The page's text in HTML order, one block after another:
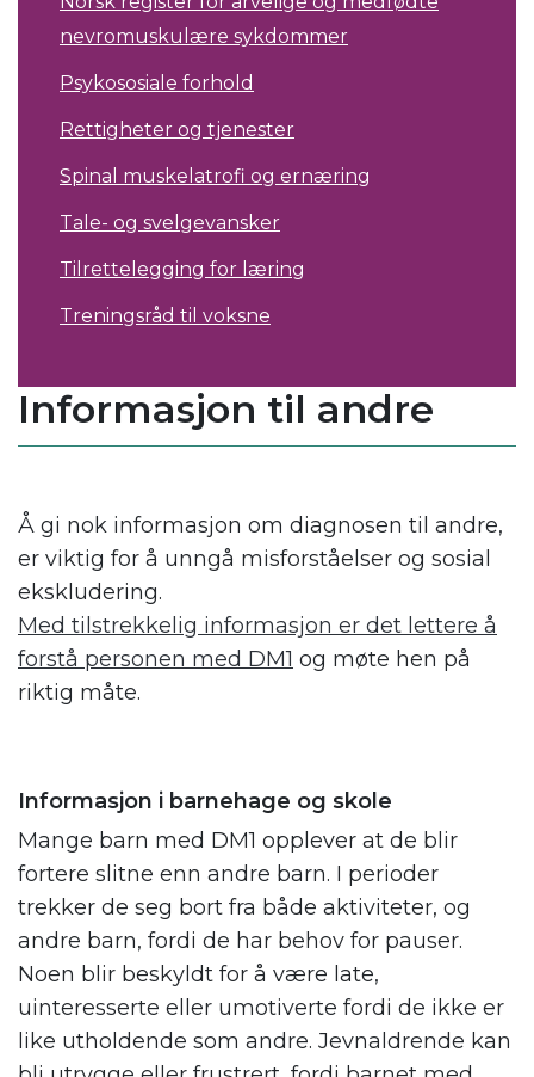
nevromuskulære sykdommer
Psykososiale forhold
Rettigheter og tjenester
Spinal muskelatrofi og ernæring
Tale- og svelgevansker
Tilrettelegging for læring
Treningsråd til voksne
Informasjon til andre
Å gi nok informasjon om diagnosen til andre,
er viktig for å unngå misforståelser og sosial
ekskludering.
Med tilstrekkelig informasjon er det lettere å
forstå personen med DM1 og møte hen på
riktig måte.
Informasjon i barnehage og skole
Mange barn med DM1 opplever at de blir
fortere slitne enn andre barn. I perioder
trekker de seg bort fra både aktiviteter, og
andre barn, fordi de har behov for pauser.
Noen blir beskyldt for å være late,
uinteresserte eller umotiverte fordi de ikke er
like utholdende som andre. Jevnaldrende kan